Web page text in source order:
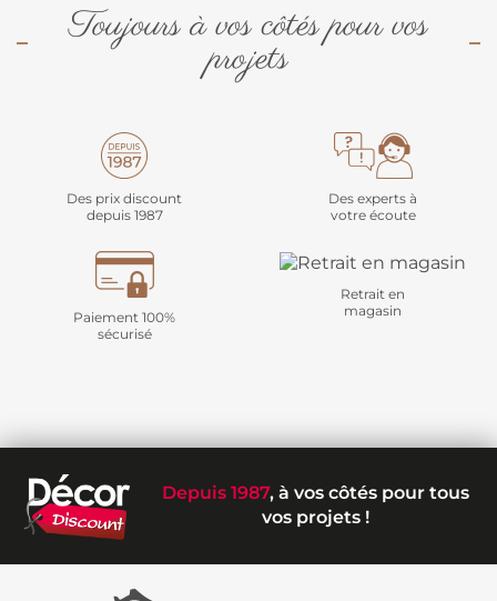
Toujours à vos côtés pour vos
projets
Des prix discount
depuis 1987
Des experts à
votre écoute
Paiement 100%
sécurisé
Retrait en
magasin
Depuis 1987, à vos côtés pour tous
vos projets !